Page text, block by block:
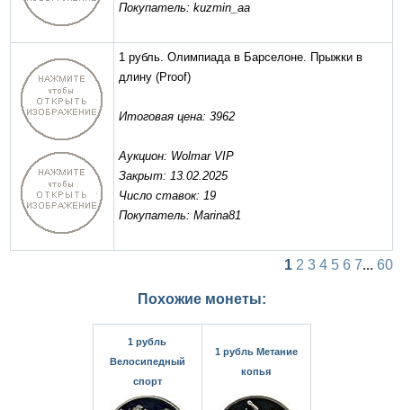
Покупатель: kuzmin_aa
1 рубль. Олимпиада в Барселоне. Прыжки в
длину (Proof)
Итоговая цена: 3962
Аукцион: Wolmar VIP
Закрыт: 13.02.2025
Число ставок: 19
Покупатель: Marina81
1 2 3 4 5 6 7... 60
Похожие монеты:
1 рубль
Велосипедный
спорт
1 рубль Метание
копья